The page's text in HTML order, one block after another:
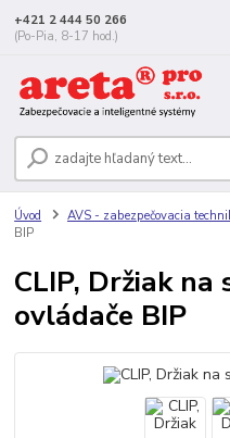
+421 2 444 50 266
(Po-Pia, 8-17 hod.)
Úvod AVS - zabezpečovacia
BIP
CLIP, Držiak na
ovládače BIP